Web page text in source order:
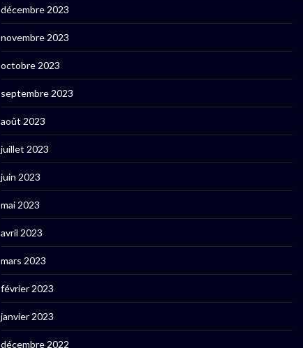
décembre 2023
novembre 2023
octobre 2023
septembre 2023
août 2023
juillet 2023
juin 2023
mai 2023
avril 2023
mars 2023
février 2023
janvier 2023
décembre 2022